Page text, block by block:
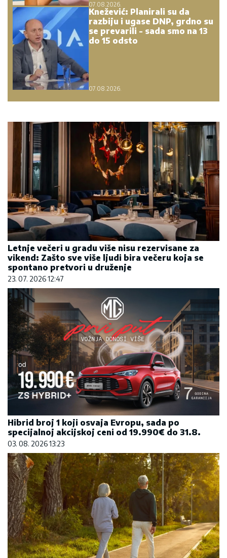
07.08.2026.
Knežević: Planirali su da
razbiju i ugase DNP, grdno su
se prevarili - sada smo na 13
do 15 odsto
07.08.2026.
Letnje večeri u gradu više nisu rezervisane za
vikend: Zašto sve više ljudi bira večeru koja se
spontano pretvori u druženje
23. 07. 2026 12:47
Hibrid broj 1 koji osvaja Evropu, sada po
specijalnoj akcijskoj ceni od 19.990€ do 31.8.
03. 08. 2026 13:23